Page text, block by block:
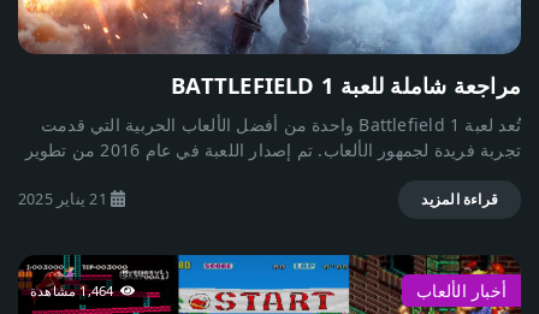
وضع Boss Rush في إصدار GOTY يسمح لك بخوض معارك مباشرة
مع الزعماء. العيوب: مستوى صعوبة مرتفع قد يكون محبطًا للمبتدئين.
الأخرى. هل اللعبة مناسبة للجميع؟ إذا كنت من محبي ألعاب الأكشن
التحدي العالي، فإن Sekiro: Shadows Die Twice - GOTY Edition
هي تجربة لا تُنسى. أما إذا كنت تفضل أسلوب اللعب السهل، فقد تواجه
صعوبة في إكمال مغامرتك.
مراجعة شاملة للعبة BATTLEFIELD 1
تُعد لعبة Battlefield 1 واحدة من أفضل الألعاب الحربية التي قدمت
تجربة فريدة لجمهور الألعاب. تم إصدار اللعبة في عام 2016 من تطوير
وهي حقبة قلما نراها في ألعاب الفيديو. تمكنت Battlefield 1 من
المذهل، والتفاصيل الدقيقة التي تضفي شعورًا بالاندماج الكامل في
أجواء الحرب. يتميز أسلوب اللعب بتنوع كبير، حيث يمكنك ركوب
الخيل، استخدام الأسلحة القديمة، والطائرات الكلاسيكية. أهم مميزات
قراءة المزيد
أخبار الألعاب 1,464 مشاهدة